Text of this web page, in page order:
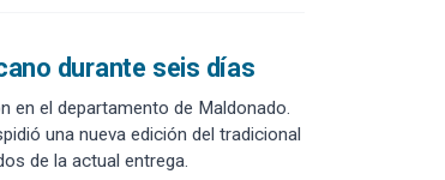
durante seis días
en el departamento de Maldonado.
una nueva edición del tradicional
de la actual entrega.